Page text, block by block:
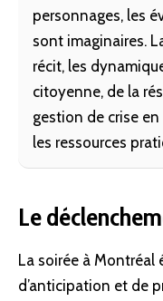
personnages, les
sont imaginaires.
récit, les
citoyenne, de la
gestion de crise
les ressources
Le
La soirée à
d’anticipation et de